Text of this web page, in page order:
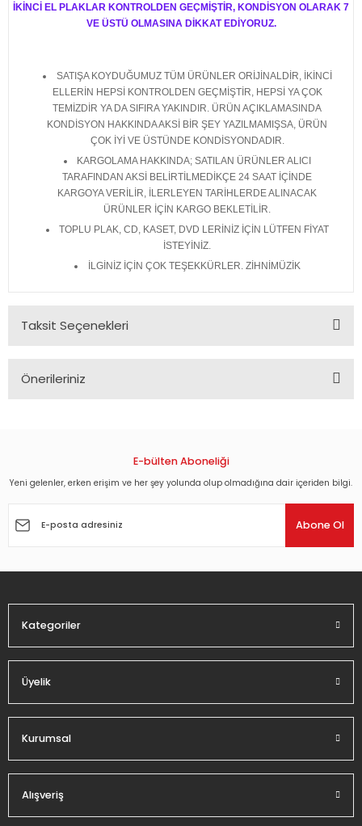
İKİNCİ EL PLAKLAR KONTROLDEN GEÇMİŞTİR, KONDİSYON OLARAK 7
VE ÜSTÜ OLMASINA DİKKAT EDİYORUZ.
SATIŞA KOYDUĞUMUZ TÜM ÜRÜNLER ORİJİNALDİR, İKİNCİ
ELLERİN HEPSİ KONTROLDEN GEÇMİŞTİR, HEPSİ YA ÇOK
TEMİZDİR YA DA SIFIRA YAKINDIR. ÜRÜN AÇIKLAMASINDA
KONDİSYON HAKKINDA AKSİ BİR ŞEY YAZILMAMIŞSA, ÜRÜN
ÇOK İYİ VE ÜSTÜNDE KONDİSYONDADIR.
KARGOLAMA HAKKINDA; SATILAN ÜRÜNLER ALICI
TARAFINDAN AKSİ BELİRTİLMEDİKÇE 24 SAAT İÇİNDE
KARGOYA VERİLİR, İLERLEYEN TARİHLERDE ALINACAK
ÜRÜNLER İÇİN KARGO BEKLETİLİR.
TOPLU PLAK, CD, KASET, DVD LERİNİZ İÇİN LÜTFEN FİYAT
İSTEYİNİZ.
İLGİNİZ İÇİN ÇOK TEŞEKKÜRLER. ZİHNİMÜZİK
Taksit Seçenekleri
Önerileriniz
Görüş ve önerileriniz için teşekkür ederiz.
Ürün açıklamasında eksik bilgiler bulunuyor.
Ürün fiyatı diğer sitelerden daha pahalı.
E-bülten Aboneliği
Yeni gelenler, erken erişim ve her şey yolunda olup olmadığına dair içeriden bilgi.
Abone Ol
Kategoriler
Üyelik
Kurumsal
Alışveriş